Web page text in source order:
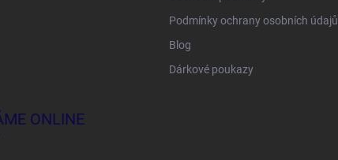
Podmínky ochrany osobních údajů
Blog
Dárkové poukazy
ONLINE